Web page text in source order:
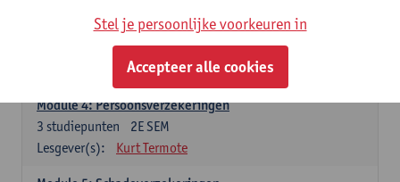
Module 3: Bijzondere aspecten van verzekeringsrecht
1E/2E SEM
studiepunten
Tine Meurs
Module 4: Persoonsverzekeringen
2E SEM
3 studiepunten
Lesgever(s):
Kurt Termote
Stel je persoonlijke voorkeuren in
Accepteer alle cookies